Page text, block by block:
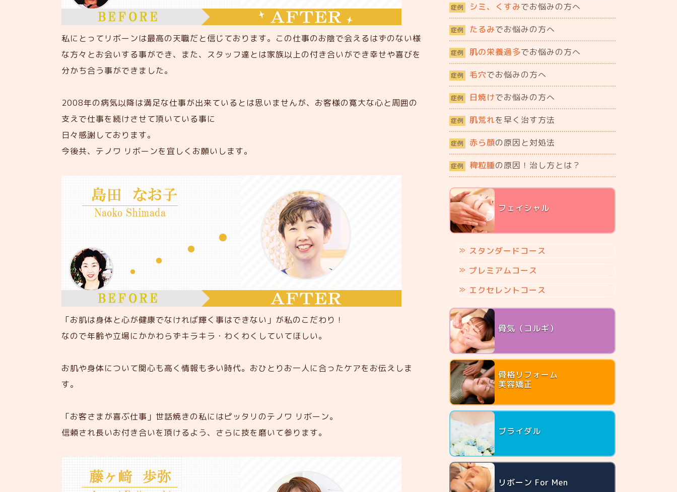
私にとってリボーンは最高の天職だと信じております。この仕事のお陰で会えるはずのない様
な方々とお会いする事ができ、また、スタッフ達とは家族以上の付き合いができ幸せや喜びを
分かち合う事ができました。
2008年の病気以降は満足な仕事が出来ているとは思いませんが、お客様の寛大な心と周囲の
支えで仕事を続けさせて頂いている事に
日々感謝しております。
今後共、テノワ リボーンを宜しくお願いします。
「お肌は身体と心が健康でなければ輝く事はできない」が私のこだわり！
なので年齢や立場にかかわらずキラキラ・わくわくしていてほしい。
お肌や身体について関心も高く情報も多い時代。おひとりお一人に合ったケアをお伝えしま
す。
「お客さまが喜ぶ仕事」世話焼きの私にはピッタリのテノワ リボーン。
信頼され長いお付き合いを頂けるよう、さらに技を磨いて参ります。
症例 シミ、くすみでお悩みの方へ
症例 たるみでお悩みの方へ
症例 肌の栄養過多でお悩みの方へ
症例 毛穴でお悩みの方へ
症例 日焼けでお悩みの方へ
症例 肌荒れを早く治す方法
症例 赤ら顔の原因と対処法
症例 稗粒腫の原因！治し方とは？
フェイシャル
スタンダードコース
プレミアムコース
エクセレントコース
骨気（コルギ）
骨格リフォーム
美容矯正
ブライダル
リボーン For Men